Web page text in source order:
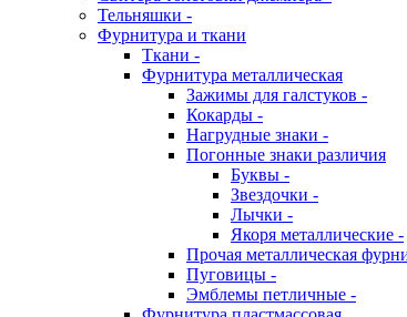
Тельняшки -
Фурнитура и ткани
Ткани -
Фурнитура металлическая
Зажимы для галстуков -
Кокарды -
Нагрудные знаки -
Погонные знаки различия
Буквы -
Звездочки -
Лычки -
Якоря металлические -
Прочая металлическая
Пуговицы -
Эмблемы петличные -